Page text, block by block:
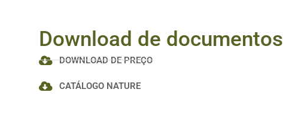
Download de documentos
DOWNLOAD DE PREÇO
CATÁLOGO NATURE